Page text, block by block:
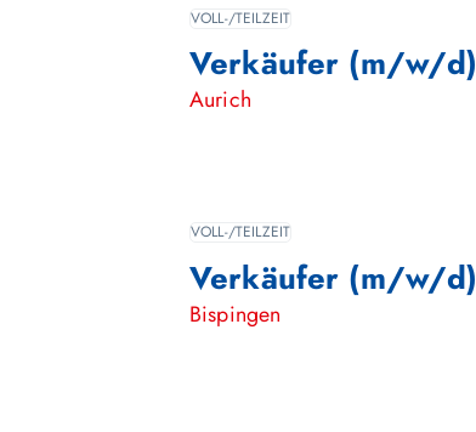
Verkäufer (m/w/d)
Aurich
VOLL-/TEILZEIT
Verkäufer (m/w/d)
Bispingen
VOLL-/TEILZEIT